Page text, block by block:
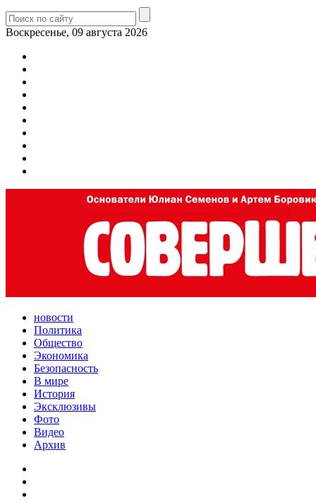
Воскресенье, 09 августа 2026
новости
Политика
Общество
Экономика
Безопасность
В мире
История
Эксклюзивы
Фото
Видео
Архив